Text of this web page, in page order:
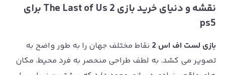
نقشه و دنیای خرید بازی The Last of Us 2 برای
ps5
بازی لست اف اس 2
نقاط مختلف جهان را به طور واضح به
تصویر می کشد. به لطف طراحی منحصر به فرد محیط، مکان